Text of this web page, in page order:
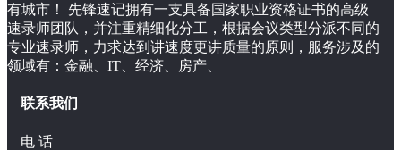
有城市！ 先锋速记拥有一支具备国家职业资格证书的高级
速录师团队，并注重精细化分工，根据会议类型分派不同的
专业速录师，力求达到讲速度更讲质量的原则，服务涉及的
领域有：金融、IT、经济、房产、
联系我们
电 话